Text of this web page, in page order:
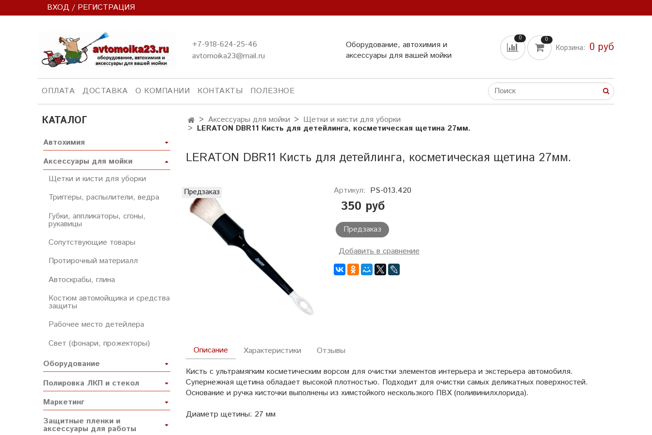
ВХОД / РЕГИСТРАЦИЯ
+7-918-624-25-46
avtomoika23@mail.ru
Оборудование, автохимия и
аксессуары для вашей мойки
0 0
Корзина: 0 руб
ОПЛАТА ДОСТАВКА О КОМПАНИИ КОНТАКТЫ ПОЛЕЗНОЕ
Аксессуары для мойки Щетки и кисти для уборки
LERATON DBR11 Кисть для детейлинга, косметическая щетина 27мм.
LERATON DBR11 Кисть для детейлинга, косметическая щетина 27мм.
Предзаказ Артикул: PS-013.420
350 руб
Предзаказ
Добавить в сравнение
Описание
Кисть с ультрамягким косметическим ворсом для очистки элементов интерьера и экстерьера автомобиля.
Супернежная щетина обладает высокой плотностью. Подходит для очистки самых деликатных поверхностей.
Основание и ручка кисточки выполнены из химстойкого нескользкого ПВХ (поливинилхлорида).
Диаметр щетины: 27 мм
Характеристики Отзывы
КАТАЛОГ
Автохимия
Аксессуары для мойки
Щетки и кисти для уборки
Триггеры, распылители, ведра
Губки, аппликаторы, сгоны,
рукавицы
Сопутствующие товары
Протирочный материалл
Автоскрабы, глина
Костюм автомойщика и средства
защиты
Рабочее место детейлера
Свет (фонари, прожекторы)
Оборудование
Полировка ЛКП и стекол
Маркетинг
Защитные пленки и
аксессуары для работы